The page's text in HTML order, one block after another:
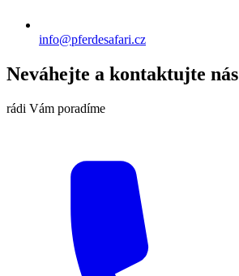
info@pferdesafari.cz
Neváhejte a kontaktujte nás
rádi Vám poradíme